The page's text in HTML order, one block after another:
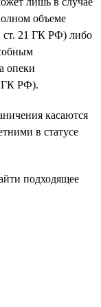
объеме
ст. 21 ГК РФ) либо
опеки
ГК РФ).
касаются
в статусе
подходящее